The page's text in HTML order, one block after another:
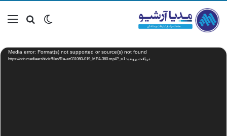
تغییر پوسته
نمایشگر
ویدیو Media error: Format(s) not supported or source(s) not found
دریافت پرونده: https://cdn.mediaarshiv.ir/files/Ra-az031060-019_MP4-360.mp4?_=1